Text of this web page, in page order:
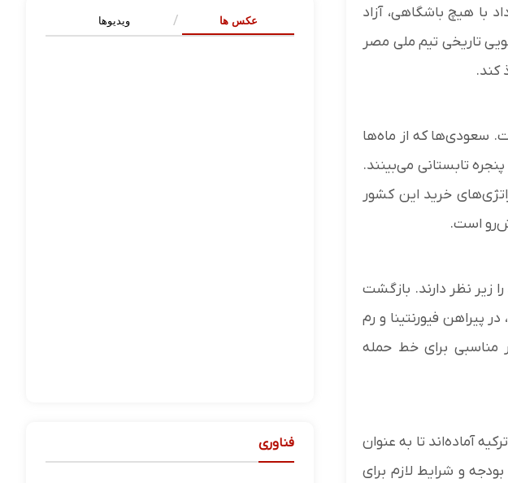
با هیچ باشگاهی، آزاد
تاریخی تیم ملی مصر
کند.
سعودی‌ها که از ماه‌ها
تابستانی می‌بینند.
خرید این کشور
است.
زیر نظر دارند. بازگشت
پیراهن فیورنتینا و رم
مناسبی برای خط حمله
آماده‌اند تا به عنوان
و شرایط لازم برای
عکس ها ویدیوها
فناوری